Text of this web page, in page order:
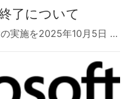
了について
実施を2025年10月5日 …